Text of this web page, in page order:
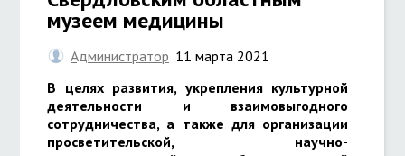
музеем медицины
Администратор 11 марта 2021
В целях развития, укрепления культурной
деятельности и взаимовыгодного
сотрудничества, а также для организации
просветительской, научно-